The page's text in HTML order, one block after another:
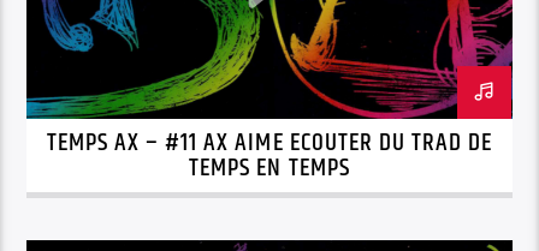
TEMPS AX – #11 AX AIME ECOUTER DU TRAD DE
TEMPS EN TEMPS